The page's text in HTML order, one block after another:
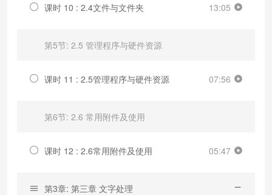
课时 10 : 2.4文件与文件夹 13:05
第5节: 2.5 管理程序与硬件资源
课时 11 : 2.5管理程序与硬件资源 07:56
第6节: 2.6 常用附件及使用
课时 12 : 2.6常用附件及使用 05:47
第3章: 第三章 文字处理